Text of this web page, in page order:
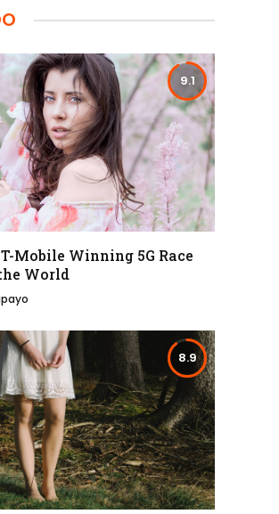
9.1
Mobile Winning 5G Race
World
8.9